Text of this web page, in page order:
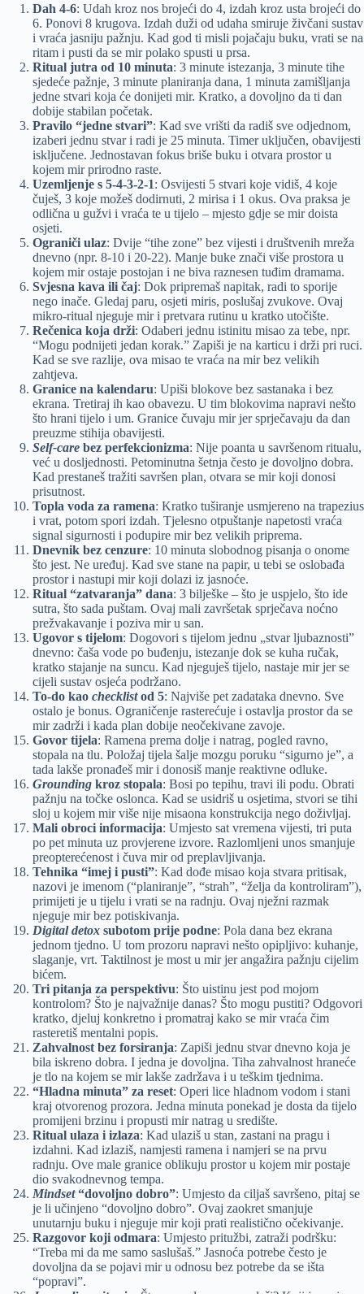
Dah 4-6: Udah kroz nos brojeći do 4, izdah kroz usta brojeći do
6. Ponovi 8 krugova. Izdah duži od udaha smiruje živčani sustav
i vraća jasniju pažnju. Kad god ti misli pojačaju buku, vrati se na
ritam i pusti da se mir polako spusti u prsa.
Ritual jutra od 10 minuta: 3 minute istezanja, 3 minute tihe
sjedeće pažnje, 3 minute planiranja dana, 1 minuta zamišljanja
jedne stvari koja će donijeti mir. Kratko, a dovoljno da ti dan
dobije stabilan početak.
Pravilo “jedne stvari”: Kad sve vrišti da radiš sve odjednom,
izaberi jednu stvar i radi je 25 minuta. Timer uključen, obavijesti
isključene. Jednostavan fokus briše buku i otvara prostor u
kojem mir prirodno raste.
Uzemljenje s 5-4-3-2-1: Osvijesti 5 stvari koje vidiš, 4 koje
čuješ, 3 koje možeš dodirnuti, 2 mirisa i 1 okus. Ova praksa je
odlična u gužvi i vraća te u tijelo – mjesto gdje se mir doista
osjeti.
Ograniči ulaz: Dvije “tihe zone” bez vijesti i društvenih mreža
dnevno (npr. 8-10 i 20-22). Manje buke znači više prostora u
kojem mir ostaje postojan i ne biva raznesen tuđim dramama.
Svjesna kava ili čaj: Dok pripremaš napitak, radi to sporije
nego inače. Gledaj paru, osjeti miris, poslušaj zvukove. Ovaj
mikro-ritual njeguje mir i pretvara rutinu u kratko utočište.
Rečenica koja drži: Odaberi jednu istinitu misao za tebe, npr.
“Mogu podnijeti jedan korak.” Zapiši je na karticu i drži pri ruci.
Kad se sve razlije, ova misao te vraća na mir bez velikih
zahtjeva.
Granice na kalendaru: Upiši blokove bez sastanaka i bez
ekrana. Tretiraj ih kao obavezu. U tim blokovima napravi nešto
što hrani tijelo i um. Granice čuvaju mir jer sprječavaju da dan
preuzme stihija obavijesti.
Self-care bez perfekcionizma: Nije poanta u savršenom ritualu,
već u dosljednosti. Petominutna šetnja često je dovoljno dobra.
Kad prestaneš tražiti savršen plan, otvara se mir koji donosi
prisutnost.
Topla voda za ramena: Kratko tuširanje usmjereno na trapezius
i vrat, potom spori izdah. Tjelesno otpuštanje napetosti vraća
signal sigurnosti i podupire mir bez velikih priprema.
Dnevnik bez cenzure: 10 minuta slobodnog pisanja o onome
što jest. Ne uređuj. Kad sve stane na papir, u tebi se oslobađa
prostor i nastupi mir koji dolazi iz jasnoće.
Ritual “zatvaranja” dana: 3 bilješke – što je uspjelo, što ide
sutra, što sada puštam. Ovaj mali završetak sprječava noćno
prežvakavanje i poziva mir u san.
Ugovor s tijelom: Dogovori s tijelom jednu „stvar ljubaznosti”
dnevno: čaša vode po buđenju, istezanje dok se kuha ručak,
kratko stajanje na suncu. Kad njeguješ tijelo, nastaje mir jer se
cijeli sustav osjeća podržano.
To-do kao checklistod 5: Najviše pet zadataka dnevno. Sve
ostalo je bonus. Ograničenje rasterećuje i ostavlja prostor da se
mir zadrži i kada plan dobije neočekivane zavoje.
Govor tijela: Ramena prema dolje i natrag, pogled ravno,
stopala na tlu. Položaj tijela šalje mozgu poruku “sigurno je”, a
tada lakše pronađeš mir i donosiš manje reaktivne odluke.
Grounding kroz stopala: Bosi po tepihu, travi ili podu. Obrati
pažnju na točke oslonca. Kad se usidriš u osjetima, stvori se tihi
sloj u kojem mir više nije misaona konstrukcija nego doživljaj.
Mali obroci informacija: Umjesto sat vremena vijesti, tri puta
po pet minuta uz provjerene izvore. Razlomljeni unos smanjuje
preopterećenost i čuva mir od preplavljivanja.
Tehnika “imej i pusti”: Kad dođe misao koja stvara pritisak,
nazovi je imenom (“planiranje”, “strah”, “želja da kontroliram”),
primijeti je u tijelu i vrati se na radnju. Ovaj nježni razmak
njeguje mir bez potiskivanja.
Digital detox subotom prije podne: Pola dana bez ekrana
jednom tjedno. U tom prozoru napravi nešto opipljivo: kuhanje,
slaganje, vrt. Taktilnost je most u mir jer angažira pažnju cijelim
bićem.
Tri pitanja za perspektivu: Što uistinu jest pod mojom
kontrolom? Što je najvažnije danas? Što mogu pustiti? Odgovori
kratko, djeluj konkretno i promatraj kako se mir vraća čim
rasteretiš mentalni popis.
Zahvalnost bez forsiranja: Zapiši jednu stvar dnevno koja je
bila iskreno dobra. I jedna je dovoljna. Tiha zahvalnost hraneće
je tlo na kojem se mir lakše zadržava i u teškim tjednima.
“Hladna minuta” za reset: Operi lice hladnom vodom i stani
kraj otvorenog prozora. Jedna minuta ponekad je dosta da tijelo
promijeni brzinu i propusti mir natrag u središte.
Ritual ulaza i izlaza: Kad ulaziš u stan, zastani na pragu i
izdahni. Kad izlaziš, namjesti ramena i namjeri se na prvu
radnju. Ove male granice oblikuju prostor u kojem mir postaje
dio svakodnevnog tempa.
Mindset“dovoljno dobro”: Umjesto da ciljaš savršeno, pitaj se
je li učinjeno “dovoljno dobro”. Ovaj zaokret smanjuje
unutarnju buku i njeguje mir koji prati realistično očekivanje.
Razgovor koji odmara: Umjesto pritužbi, zatraži podršku:
“Treba mi da me samo saslušaš.” Jasnoća potrebe često je
dovoljna da se pojavi mir u odnosu bez potrebe da se išta
“popravi”.